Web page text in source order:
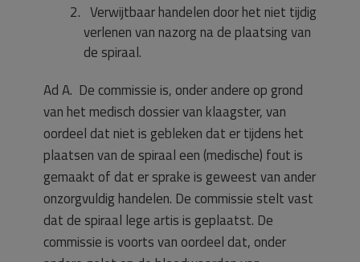
Verwijtbaar handelen door het niet tijdig
verlenen van nazorg na de plaatsing van
de spiraal.
Ad A. De commissie is, onder andere op grond
van het medisch dossier van klaagster, van
oordeel dat niet is gebleken dat er tijdens het
plaatsen van de spiraal een (medische) fout is
gemaakt of dat er sprake is geweest van ander
onzorgvuldig handelen. De commissie stelt vast
dat de spiraal lege artis is geplaatst. De
commissie is voorts van oordeel dat, onder